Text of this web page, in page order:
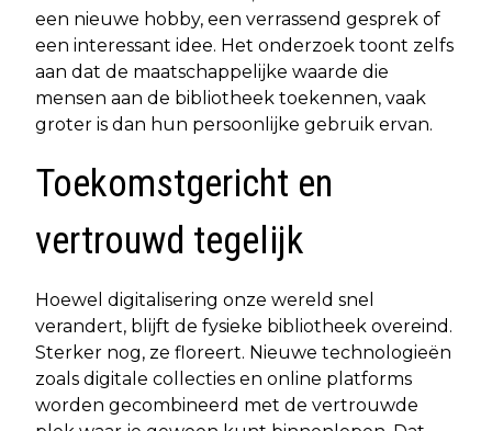
een nieuwe hobby, een verrassend gesprek of
een interessant idee. Het onderzoek toont zelfs
aan dat de maatschappelijke waarde die
mensen aan de bibliotheek toekennen, vaak
groter is dan hun persoonlijke gebruik ervan.
Toekomstgericht en
vertrouwd tegelijk
Hoewel digitalisering onze wereld snel
verandert, blijft de fysieke bibliotheek overeind.
Sterker nog, ze floreert. Nieuwe technologieën
zoals digitale collecties en online platforms
worden gecombineerd met de vertrouwde